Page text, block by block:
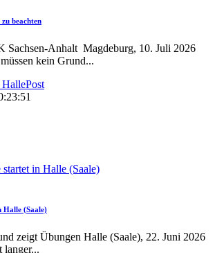
beachten
Sachsen-Anhalt Magdeburg, 10. Juli 2026
kein Grund...
Halle (Saale)
zeigt Übungen Halle (Saale), 22. Juni 2026
langer...